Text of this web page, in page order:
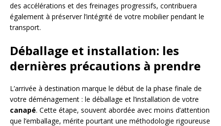
des accélérations et des freinages progressifs, contribuera
également à préserver l’intégrité de votre mobilier pendant le
transport.
Déballage et installation: les
dernières précautions à prendre
L’arrivée à destination marque le début de la phase finale de
votre déménagement : le déballage et l’installation de votre
canapé. Cette étape, souvent abordée avec moins d’attention
que l’emballage, mérite pourtant une méthodologie rigoureuse